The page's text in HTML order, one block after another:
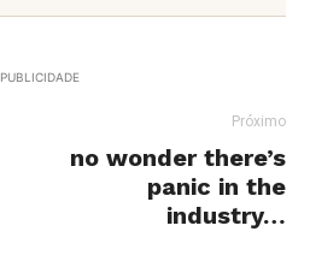
PUBLICIDADE
Próximo
no wonder there’s
panic in the
industry…